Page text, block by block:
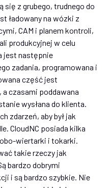
się z grubego, trudnego do
ładowany na wózki z
CAM i planem kontroli,
produkcyjnej w celu
jest następnie
zadania, programowana i
część jest
czasami poddawana
wysłana do klienta.
zdarzeń, aby był jak
CloudNC posiada kilka
wiertarki i tokarki.
takie rzeczy jak
bardzo dobrymi
i są bardzo szybkie. Nie